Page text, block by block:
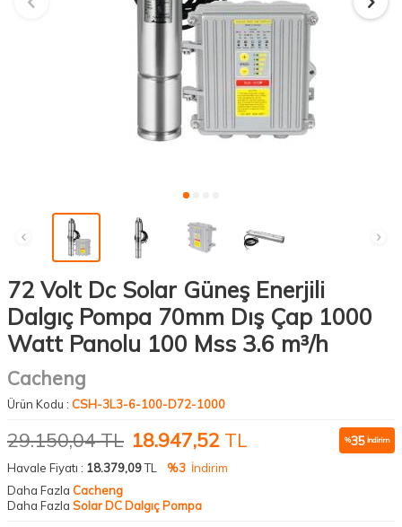
72 Volt Dc Solar Güneş Enerjili
Dalgıç Pompa 70mm Dış Çap 1000
Watt Panolu 100 Mss 3.6 m³/h
Cacheng
Ürün Kodu : CSH-3L3-6-100-D72-1000
29.150,04TL 18.947,52 TL %35 İndirim
Havale Fiyatı : 18.379,09TL %3 İndirim
Daha Fazla Cacheng
Daha Fazla Solar DC Dalgıç Pompa